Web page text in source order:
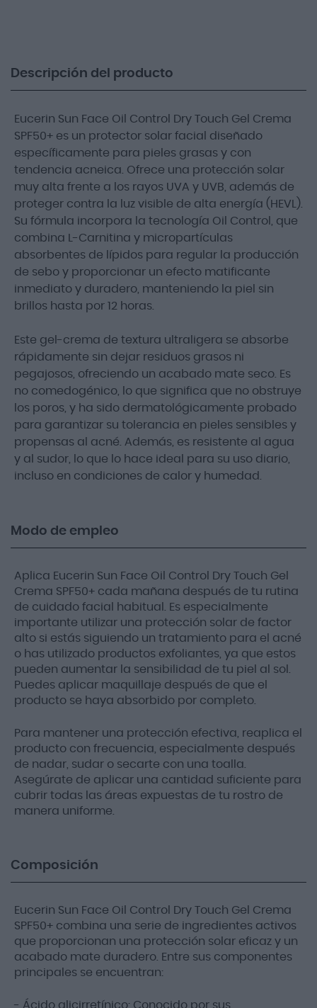
Descripción del producto
Eucerin Sun Face Oil Control Dry Touch Gel Crema
SPF50+ es un protector solar facial diseñado
específicamente para pieles grasas y con
tendencia acneica. Ofrece una protección solar
muy alta frente a los rayos UVA y UVB, además de
proteger contra la luz visible de alta energía (HEVL).
Su fórmula incorpora la tecnología Oil Control, que
combina L-Carnitina y micropartículas
absorbentes de lípidos para regular la producción
de sebo y proporcionar un efecto matificante
inmediato y duradero, manteniendo la piel sin
brillos hasta por 12 horas.
Este gel-crema de textura ultraligera se absorbe
rápidamente sin dejar residuos grasos ni
pegajosos, ofreciendo un acabado mate seco. Es
no comedogénico, lo que significa que no obstruye
los poros, y ha sido dermatológicamente probado
para garantizar su tolerancia en pieles sensibles y
propensas al acné. Además, es resistente al agua
y al sudor, lo que lo hace ideal para su uso diario,
incluso en condiciones de calor y humedad.
Modo de empleo
Aplica Eucerin Sun Face Oil Control Dry Touch Gel
Crema SPF50+ cada mañana después de tu rutina
de cuidado facial habitual. Es especialmente
importante utilizar una protección solar de factor
alto si estás siguiendo un tratamiento para el acné
o has utilizado productos exfoliantes, ya que estos
pueden aumentar la sensibilidad de tu piel al sol.
Puedes aplicar maquillaje después de que el
producto se haya absorbido por completo.
Para mantener una protección efectiva, reaplica el
producto con frecuencia, especialmente después
de nadar, sudar o secarte con una toalla.
Asegúrate de aplicar una cantidad suficiente para
cubrir todas las áreas expuestas de tu rostro de
manera uniforme.
Composición
Eucerin Sun Face Oil Control Dry Touch Gel Crema
SPF50+ combina una serie de ingredientes activos
que proporcionan una protección solar eficaz y un
acabado mate duradero. Entre sus componentes
principales se encuentran:
- Ácido glicirretínico: Conocido por sus